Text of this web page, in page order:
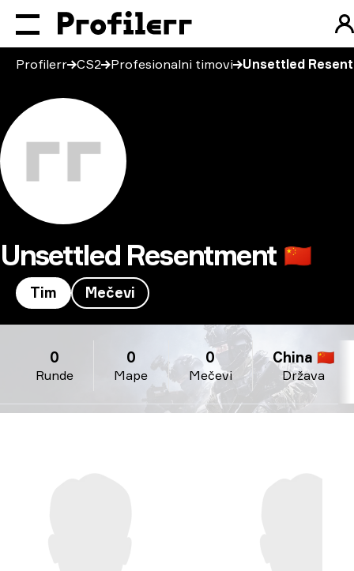
Profilerr CS2 Profesionalni timovi Unsettled
Unsettled Resentment 🇨🇳
Tim Mečevi
Runde
0
Mape
0
Mečevi
0
Država
China 🇨🇳